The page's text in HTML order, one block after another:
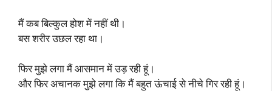
मैं कब बिल्कुल होश में नहीं थी।
बस शरीर उछल रहा था।
फिर मुझे लगा मैं आसमान में उड़ रही हूं।
और फिर अचानक मुझे लगा कि मैं बहुत ऊंचाई से नीचे गिर रही हूं।